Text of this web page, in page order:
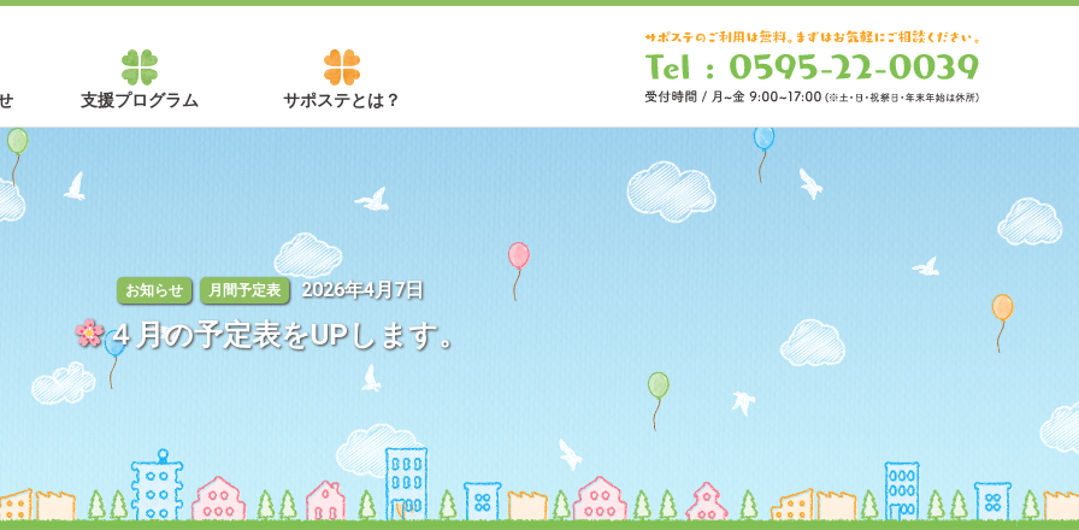
支援プログラム サポステとは？
お知らせ 月間予定表 2026年4月7日
４月の予定表をUPします。